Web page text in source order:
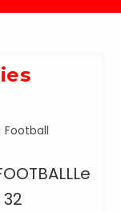
Football